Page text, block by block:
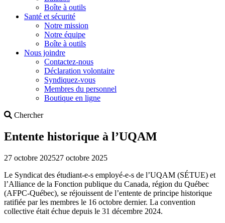
Boîte à outils
Santé et sécurité
Notre mission
Notre équipe
Boîte à outils
Nous joindre
Contactez-nous
Déclaration volontaire
Syndiquez-vous
Membres du personnel
Boutique en ligne
ChercherSearch
Entente historique à l’UQAM
27 octobre 202527 octobre 2025
Le Syndicat des étudiant-e-s employé-e-s de l’UQAM (SÉTUE) et
l’Alliance de la Fonction publique du Canada, région du Québec
(AFPC-Québec), se réjouissent de l’entente de principe historique
ratifiée par les membres le 16 octobre dernier. La convention
collective était échue depuis le 31 décembre 2024.